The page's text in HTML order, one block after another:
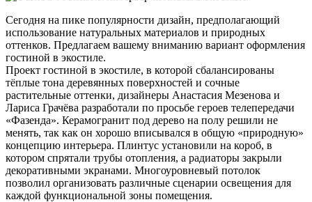
Сегодня на пике популярности дизайн, предполагающий
использование натуральных материалов и природных
оттенков. Предлагаем вашему вниманию вариант оформления
гостиной в экостиле.
Проект гостиной в экостиле, в которой сбалансированы
тёплые тона деревянных поверхностей и сочные
растительные оттенки, дизайнеры Анастасия Мезенова и
Лариса Грачёва разработали по просьбе героев телепередачи
«Фазенда». Керамогранит под дерево на полу решили не
менять, так как он хорошо вписывался в общую «природную»
концепцию интерьера. Плинтус установили на короб, в
котором спрятали трубы отопления, а радиаторы закрыли
декоративными экранами. Многоуровневый потолок
позволил организовать различные сценарии освещения для
каждой функциональной зоны помещения.